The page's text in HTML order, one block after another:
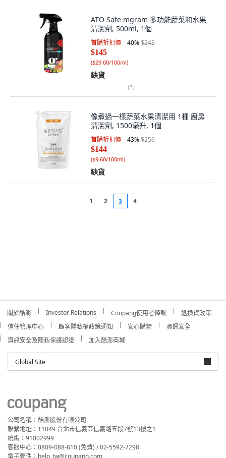
ATO Safe mgram 多功能蔬菜和水果
清潔劑, 500ml, 1個
首購折扣價 40%$243
$145
($29.00/100ml)
缺貨
(3)
像煮過一樣蔬菜水果清潔用 1種 廚房
清潔劑, 1500毫升, 1個
首購折扣價 43%$256
$144
($9.60/100ml)
缺貨
1 2 3 4
關於酷澎 Investor Relations Coupang使用者條款
退換貨政策
信任管理中心
顧客隱私權政策通知 安心購物
資訊安全
資訊安全及隱私保護認證
加入酷澎商城
Global Site
公司名稱：酷澎股份有限公司
聯繫地址：11049 台北市信義區信義路五段7號13樓之1
統編：91002999
客服中心：0809-088-810 (免費) / 02-5592-7298
電子郵件：help_tw@coupang.com